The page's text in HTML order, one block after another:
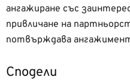
ангажиране със
привличане на
потвърждава
Сподели